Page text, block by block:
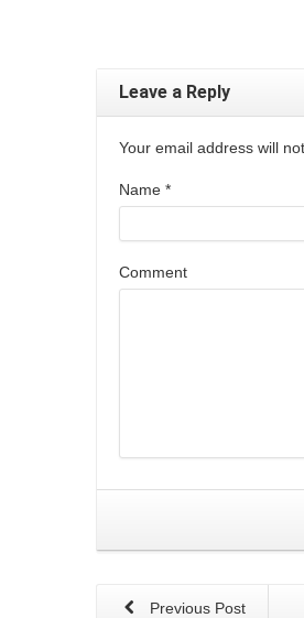
Leave a Reply
Your email address will
Name *
Comment
Previous Post